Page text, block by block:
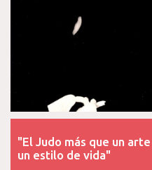
"El Judo más que un
un estilo de vida"